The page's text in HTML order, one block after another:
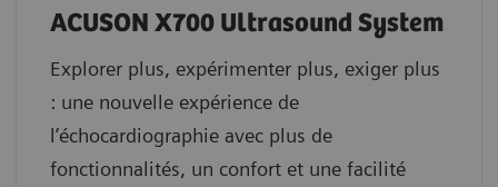
ACUSON X700 Ultrasound System
Explorer plus, expérimenter plus, exiger plus
: une nouvelle expérience de
l’échocardiographie avec plus de
fonctionnalités, un confort et une facilité